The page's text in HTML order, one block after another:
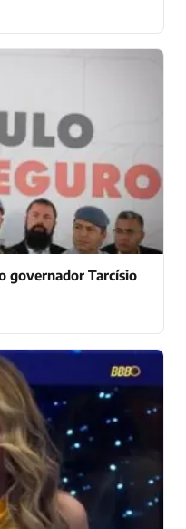
governador Tarcísio